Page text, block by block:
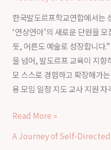
한국발도르프학교연합에서는
‘연상연아’의 새로운 단원을
듯, 어른도 예술로 성장합니다
을 넘어, 발도르프 교육이 지향
모 스스로 경험하고 확장해가
용 모임 일정 지도 교사 지원 자
Read More »
A Journey of Self-